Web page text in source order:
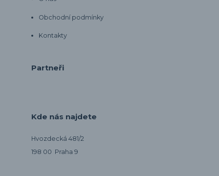
Obchodní podmínky
Kontakty
Partneři
Kde nás najdete
Hvozdecká 481/2
198 00 Praha 9